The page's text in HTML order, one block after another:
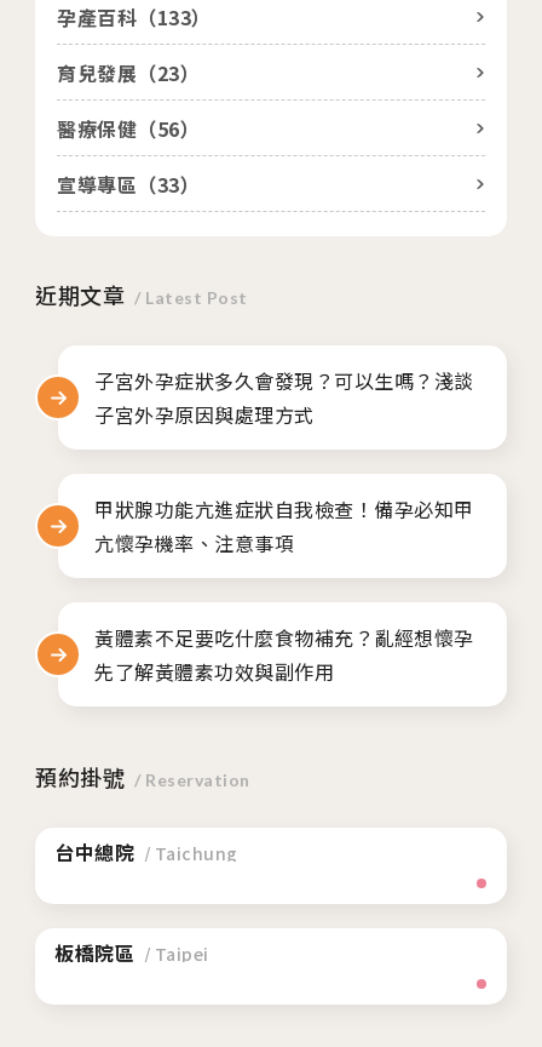
孕產百科（133）
育兒發展（23）
醫療保健（56）
宣導專區（33）
近期文章 / Latest Post
子宮外孕症狀多久會發現？可以生嗎？淺談
子宮外孕原因與處理方式
甲狀腺功能亢進症狀自我檢查！備孕必知甲
亢懷孕機率、注意事項
黃體素不足要吃什麼食物補充？亂經想懷孕
先了解黃體素功效與副作用
預約掛號 / Reservation
台中總院 / Taichung
板橋院區 / Taipei